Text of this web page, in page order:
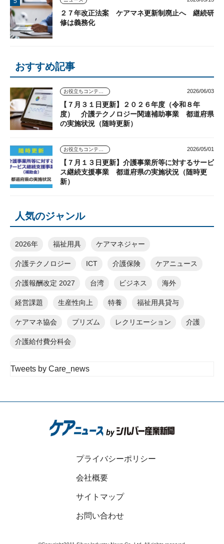
２７年改正法案 ケアマネ更新制廃止へ 継続研
修は義務化
おすすめ記事
お役立ちコンテンツ 2026/06/03
【７月３１日更新】２０２６年度（令和８年
度） 介護テクノロジー関連補助事業 都道府県
の実施状況（随時更新）
お役立ちコンテンツ 2026/05/01
【７月１３日更新】介護事業所等に対するサービ
ス継続支援事業 都道府県の実施状況（随時更
新）
人気のジャンル
2026年 福祉用具 ケアマネジャー
介護テクノロジー ICT 介護保険 ケアニュース
介護報酬改定 2027 台湾 ビジネス 海外
経営課題 生産性向上 特養 福祉用具貸与
ケアマネ協会 プリズム レクリエーション 介護
介護給付費分科会
Tweets by Care_news
プライバシーポリシー
会社概要
サイトマップ
お問い合わせ